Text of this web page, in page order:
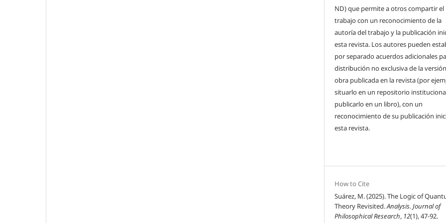
ND) que permite a otros compartir el
trabajo con un reconocimiento de la
autoría del trabajo y la publicación
esta revista. Los autores pueden
por separado acuerdos adicionales
distribución no exclusiva de la
obra publicada en la revista (por
situarlo en un repositorio
publicarlo en un libro), con un
reconocimiento de su publicación
esta revista.
How to Cite
Suárez, M. (2025). The Logic of
Theory Revisited.Analysis. Journal of
Philosophical Research, 12(1), 47-92.